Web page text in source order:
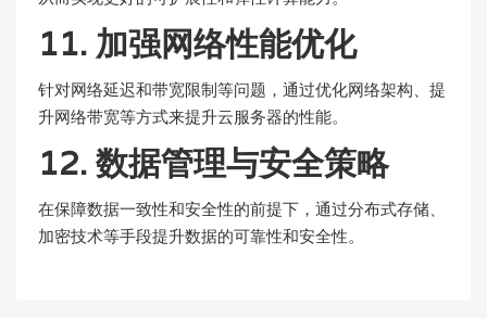
11. 加强网络性能优化
针对网络延迟和带宽限制等问题，通过优化网络架构、提
升网络带宽等方式来提升云服务器的性能。
12. 数据管理与安全策略
在保障数据一致性和安全性的前提下，通过分布式存储、
加密技术等手段提升数据的可靠性和安全性。